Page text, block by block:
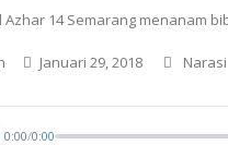
Januari 29, 2018 Narasi
0:00/0:00